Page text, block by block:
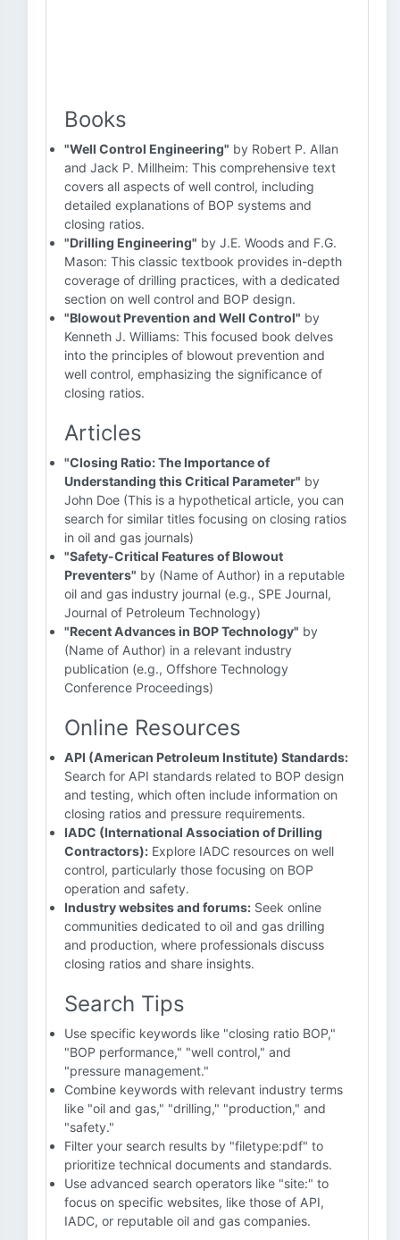
Books
"Well Control Engineering" by Robert P. Allan
and Jack P. Millheim: This comprehensive text
covers all aspects of well control, including
detailed explanations of BOP systems and
closing ratios.
"Drilling Engineering" by J.E. Woods and F.G.
Mason: This classic textbook provides in-depth
coverage of drilling practices, with a dedicated
section on well control and BOP design.
"Blowout Prevention and Well Control" by
Kenneth J. Williams: This focused book delves
into the principles of blowout prevention and
well control, emphasizing the significance of
closing ratios.
Articles
"Closing Ratio: The Importance of
Understanding this Critical Parameter" by
John Doe (This is a hypothetical article, you can
search for similar titles focusing on closing ratios
in oil and gas journals)
"Safety-Critical Features of Blowout
Preventers" by (Name of Author) in a reputable
oil and gas industry journal (e.g., SPE Journal,
Journal of Petroleum Technology)
"Recent Advances in BOP Technology" by
(Name of Author) in a relevant industry
publication (e.g., Offshore Technology
Conference Proceedings)
Online Resources
API (American Petroleum Institute) Standards:
Search for API standards related to BOP design
and testing, which often include information on
closing ratios and pressure requirements.
IADC (International Association of Drilling
Contractors): Explore IADC resources on well
control, particularly those focusing on BOP
operation and safety.
Industry websites and forums: Seek online
communities dedicated to oil and gas drilling
and production, where professionals discuss
closing ratios and share insights.
Search Tips
Use specific keywords like "closing ratio BOP,"
"BOP performance," "well control," and
"pressure management."
Combine keywords with relevant industry terms
like "oil and gas," "drilling," "production," and
"safety."
Filter your search results by "filetype:pdf" to
prioritize technical documents and standards.
Use advanced search operators like "site:" to
focus on specific websites, like those of API,
IADC, or reputable oil and gas companies.